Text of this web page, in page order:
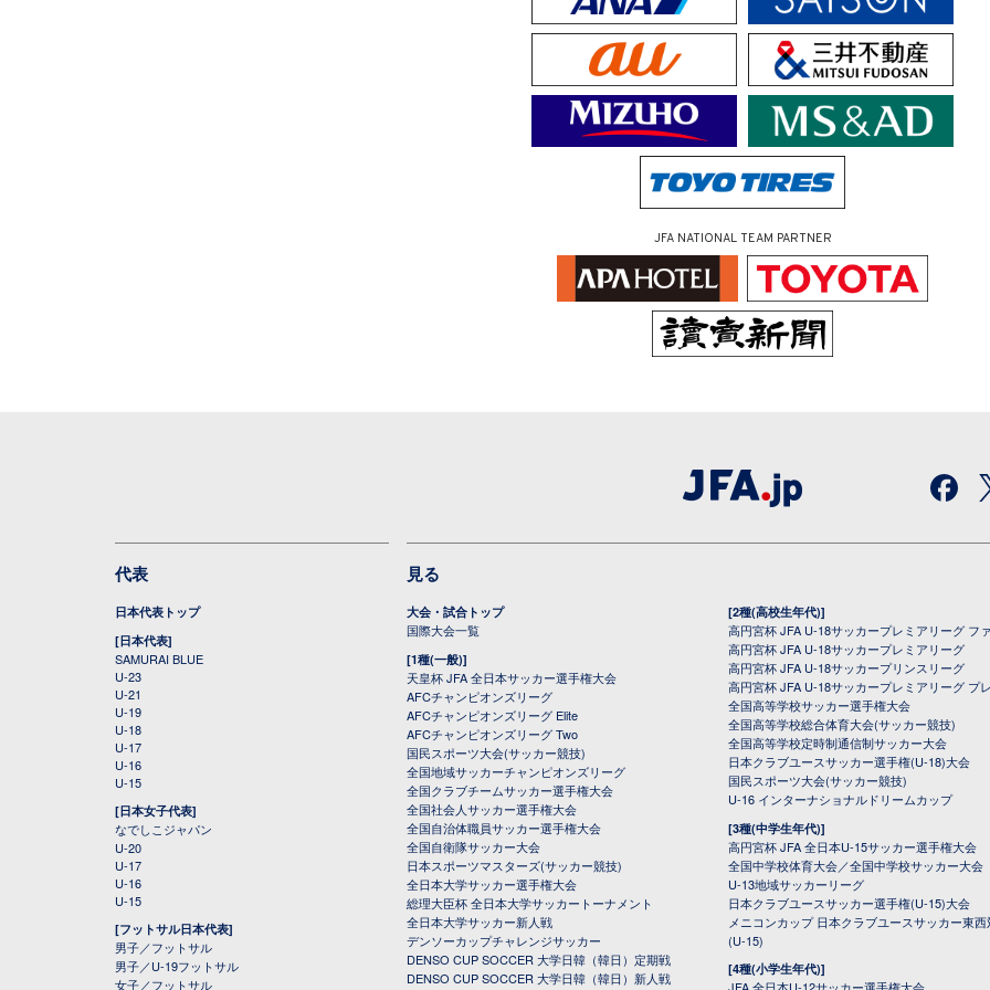
JFA NATIONAL TEAM PARTNER
代表
日本代表トップ
[日本代表]
SAMURAI BLUE
U-23
U-21
U-19
U-18
U-17
U-16
U-15
[日本女子代表]
なでしこジャパン
U-20
U-17
U-16
U-15
[フットサル日本代表]
男子／フットサル
男子／U-19フットサル
女子／フットサル
見る
大会・試合トップ
国際大会一覧
[1種(一般)]
天皇杯 JFA 全日本サッカー選手権大会
AFCチャンピオンズリーグ
AFCチャンピオンズリーグ Elite
AFCチャンピオンズリーグ Two
国民スポーツ大会(サッカー競技)
全国地域サッカーチャンピオンズリーグ
全国クラブチームサッカー選手権大会
全国社会人サッカー選手権大会
全国自治体職員サッカー選手権大会
全国自衛隊サッカー大会
日本スポーツマスターズ(サッカー競技)
全日本大学サッカー選手権大会
総理大臣杯 全日本大学サッカートーナメント
全日本大学サッカー新人戦
デンソーカップチャレンジサッカー
DENSO CUP SOCCER 大学日韓（韓日）定期戦
DENSO CUP SOCCER 大学日韓（韓日）新人戦
[2種(高校生年代)]
高円宮杯 JFA U-18サッカープレミアリーグ フ
高円宮杯 JFA U-18サッカープレミアリーグ
高円宮杯 JFA U-18サッカープリンスリーグ
高円宮杯 JFA U-18サッカープレミアリーグ プ
全国高等学校サッカー選手権大会
全国高等学校総合体育大会(サッカー競技)
全国高等学校定時制通信制サッカー大会
日本クラブユースサッカー選手権(U-18)大会
国民スポーツ大会(サッカー競技)
U-16 インターナショナルドリームカップ
[3種(中学生年代)]
高円宮杯 JFA 全日本U-15サッカー選手権大会
全国中学校体育大会／全国中学校サッカー大会
U-13地域サッカーリーグ
日本クラブユースサッカー選手権(U-15)大会
メニコンカップ 日本クラブユースサッカー東
(U-15)
[4種(小学生年代)]